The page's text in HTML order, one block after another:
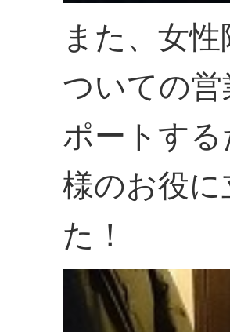
また、女
ついての
ポートす
様のお役
た！